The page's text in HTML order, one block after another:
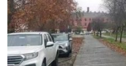
Policial
Tribunales
Deporte